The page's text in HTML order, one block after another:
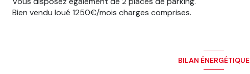
Bien vendu loué 1250€/mois charges comprises.
BILAN ÉNERGÉTIQUE